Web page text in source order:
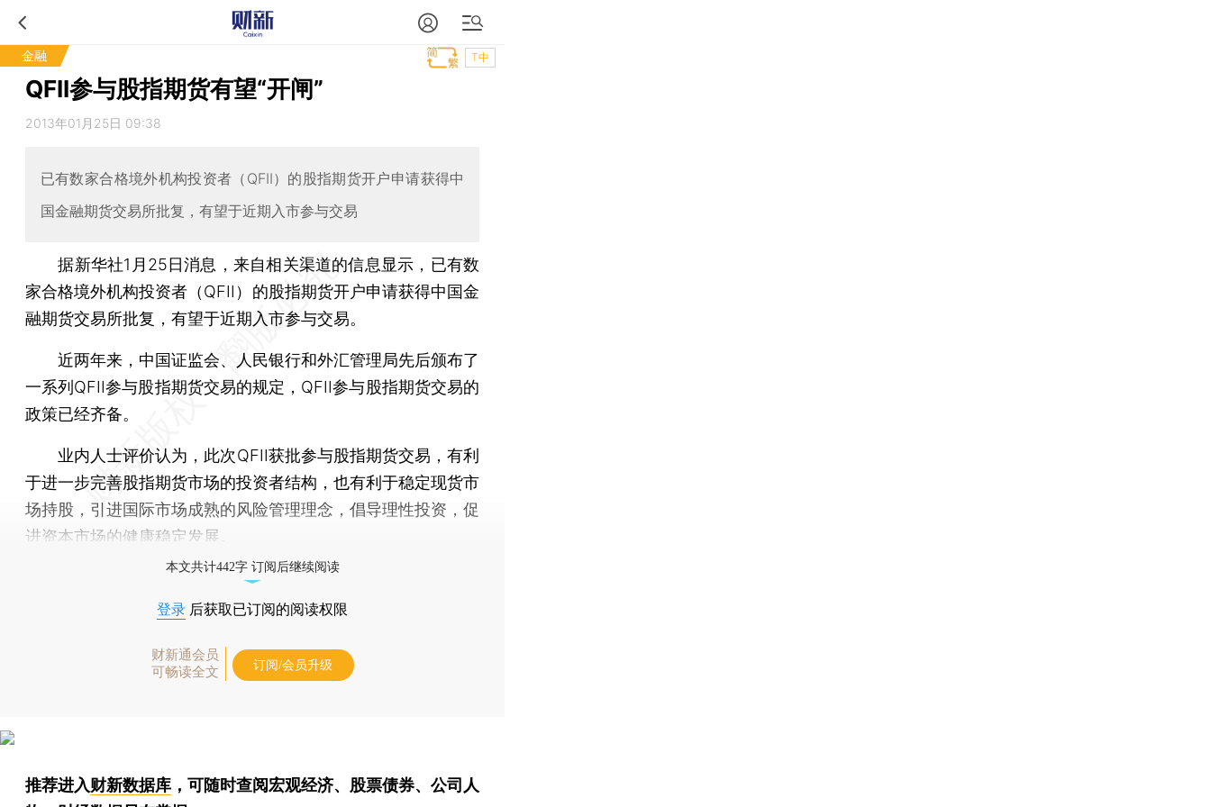
金融 T中
QFII参与股指期货有望“开闸”
2013年01月25日 09:38
已有数家合格境外机构投资者（QFII）的股指期货开户申请获得中
国金融期货交易所批复，有望于近期入市参与交易
据新华社1月25日消息，来自相关渠道的信息显示，已有数
家合格境外机构投资者（QFII）的股指期货开户申请获得中国金
融期货交易所批复，有望于近期入市参与交易。
近两年来，中国证监会、人民银行和外汇管理局先后颁布了
一系列QFII参与股指期货交易的规定，QFII参与股指期货交易的
政策已经齐备。
业内人士评价认为，此次QFII获批参与股指期货交易，有利
于进一步完善股指期货市场的投资者结构，也有利于稳定现货市
场持股，引进国际市场成熟的风险管理理念，倡导理性投资，促
进资本市场的健康稳定发展。
本文共计442字 订阅后继续阅读
登录 后获取已订阅的阅读权限
财新通会员
可畅读全文
订阅/会员升级
推荐进入财新数据库 ，可随时查阅宏观经济、股票债券、公司人